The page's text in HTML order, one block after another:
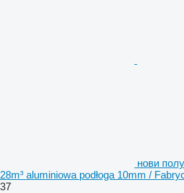
нови
28m³ aluminiowa podłoga 10mm /
37